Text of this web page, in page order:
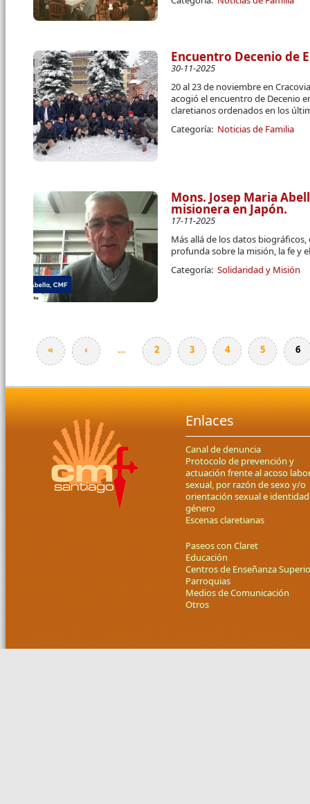
Encuentro Decenio de
30-11-2025
20 al 23 de noviembre en
acogió el encuentro de Decenio
claretianos ordenados en los
Categoría: Noticias de Familia
Mons. Josep Maria
misionera en Japón.
17-11-2025
Más allá de los datos
profunda sobre la misión, la fe y
Categoría: Solidaridad y Misión
Páginas
« ‹ … 2 3 4 5 6
Enlaces
Canal de denuncia
Protocolo de prevención y
actuación frente al acoso
sexual, por razón de sexo y/o
orientación sexual e
género
Escenas claretianas
Paseos con Claret
Educación
Centros de Enseñanza
Parroquias
Medios de Comunicación
Otros